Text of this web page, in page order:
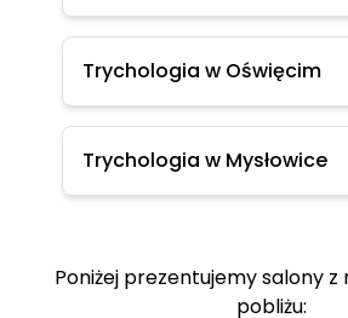
Trychologia w Oświęcim
Trychologia w Mysłowice
Poniżej prezentujemy salony z
pobliżu: